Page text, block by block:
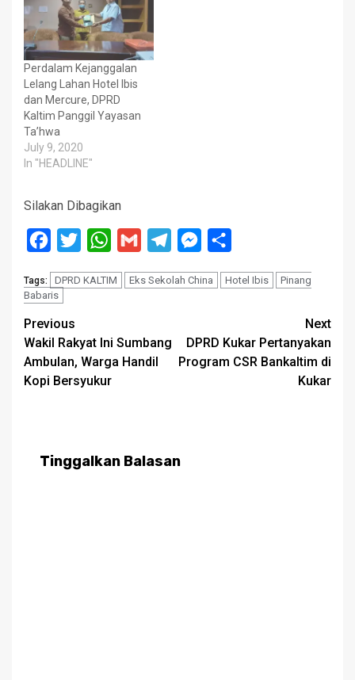
Perdalam Kejanggalan
Lelang Lahan Hotel Ibis
dan Mercure, DPRD
Kaltim Panggil Yayasan
Ta’hwa
July 9, 2020
In "HEADLINE"
Silakan Dibagikan
Facebook
Twitter WhatsApp
Gmail TelegramMessenger
Tags: DPRD KALTIM Eks Sekolah China Hotel Ibis
Pinang
Babaris
Post
navigation
Previous
Wakil Rakyat Ini Sumbang
Ambulan, Warga Handil
Kopi Bersyukur
Next
DPRD Kukar Pertanyakan
Program CSR Bankaltim di
Kukar
Tinggalkan Balasan